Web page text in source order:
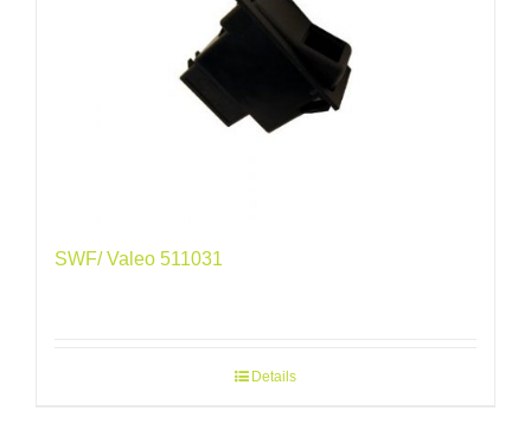
SWF/ Valeo 511031
Details